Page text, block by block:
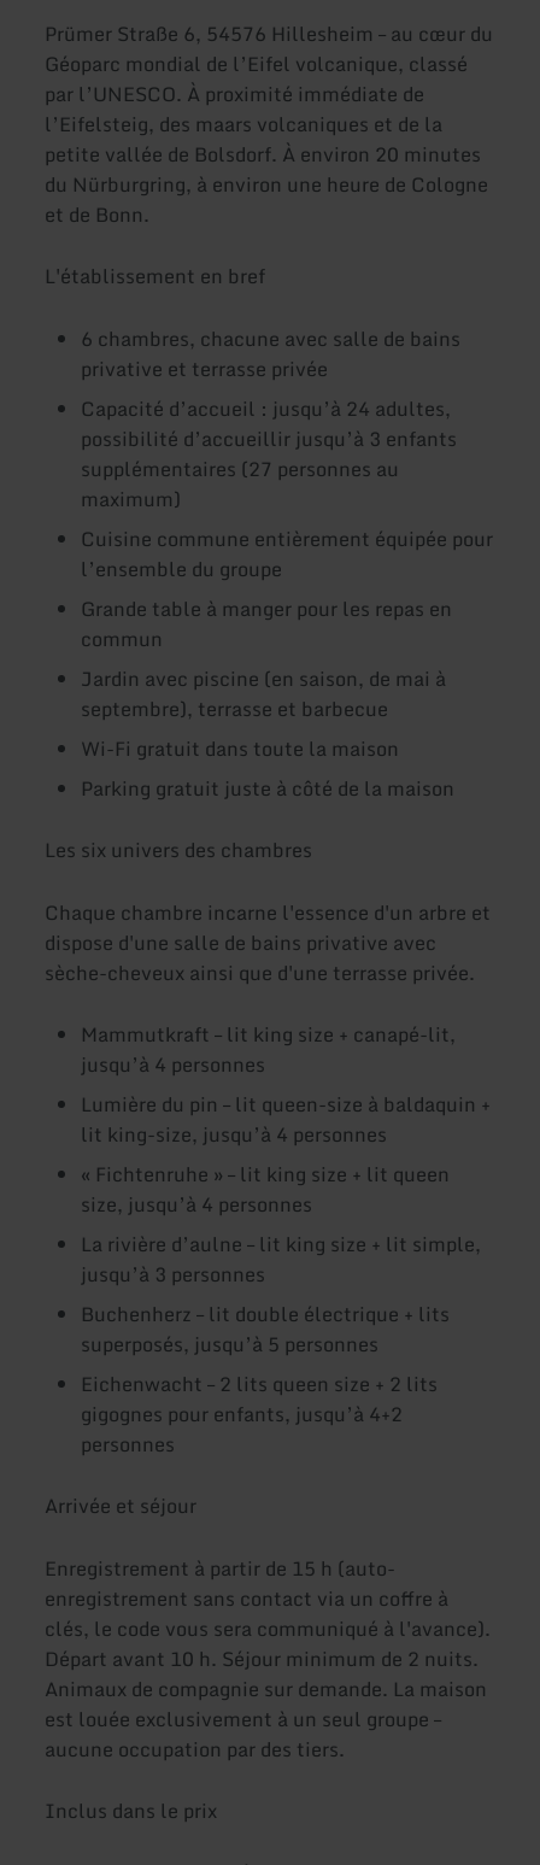
Prümer Straße 6, 54576 Hillesheim – au cœur du
Géoparc mondial de l’Eifel volcanique, classé
par l’UNESCO. À proximité immédiate de
l’Eifelsteig, des maars volcaniques et de la
petite vallée de Bolsdorf. À environ 20 minutes
du Nürburgring, à environ une heure de Cologne
et de Bonn.
L'établissement en bref
6 chambres, chacune avec salle de bains
privative et terrasse privée
Capacité d’accueil : jusqu’à 24 adultes,
possibilité d’accueillir jusqu’à 3 enfants
supplémentaires (27 personnes au
maximum)
Cuisine commune entièrement équipée pour
l’ensemble du groupe
Grande table à manger pour les repas en
commun
Jardin avec piscine (en saison, de mai à
septembre), terrasse et barbecue
Wi-Fi gratuit dans toute la maison
Parking gratuit juste à côté de la maison
Les six univers des chambres
Chaque chambre incarne l'essence d'un arbre et
dispose d'une salle de bains privative avec
sèche-cheveux ainsi que d'une terrasse privée.
Mammutkraft – lit king size + canapé-lit,
jusqu’à 4 personnes
Lumière du pin – lit queen-size à baldaquin +
lit king-size, jusqu’à 4 personnes
« Fichtenruhe » – lit king size + lit queen
size, jusqu’à 4 personnes
La rivière d’aulne – lit king size + lit simple,
jusqu’à 3 personnes
Buchenherz – lit double électrique + lits
superposés, jusqu’à 5 personnes
Eichenwacht – 2 lits queen size + 2 lits
gigognes pour enfants, jusqu’à 4+2
personnes
Arrivée et séjour
Enregistrement à partir de 15 h (auto-
enregistrement sans contact via un coffre à
clés, le code vous sera communiqué à l'avance).
Départ avant 10 h. Séjour minimum de 2 nuits.
Animaux de compagnie sur demande. La maison
est louée exclusivement à un seul groupe –
aucune occupation par des tiers.
Inclus dans le prix